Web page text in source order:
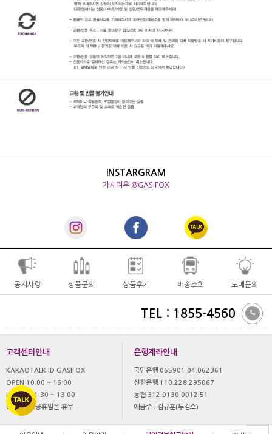
INSTARGRAM
가시여우 @GASIFOX
공지사항 상품문의 상품후기 배송조회 도매문의
TEL : 1855-4560
고객센터안내
KAKAOTALK ID GASIFOX
OPEN 10:00 ~ 16:00
LUNCH 11:30 ~ 13:00
OFF 토,일 공휴일은 휴무
은행계좌안내
국민은행 065901.04.062361
신한은행 110.228.295067
농협 312.0130.0012.51
예금주 : 김규훈(투킴스)